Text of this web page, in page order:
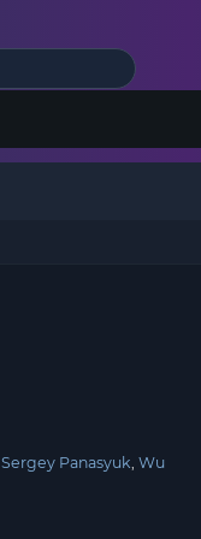
Sergey Panasyuk Wu